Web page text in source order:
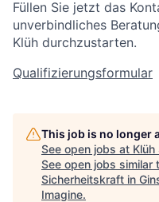
Füllen Sie jetzt das
unverbindliches
Klüh durchzustarten.
Qualifizierungsformular
This job is no longer
See open jobs at
See open jobs similar
Sicherheitskraft in
Imagine.